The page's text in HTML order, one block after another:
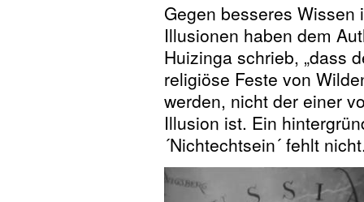
Gegen besseres
Illusionen haben dem
Huizinga schrieb, „dass
religiöse Feste von
werden, nicht der einer
Illusion ist. Ein
´Nichtechtsein´ fehlt